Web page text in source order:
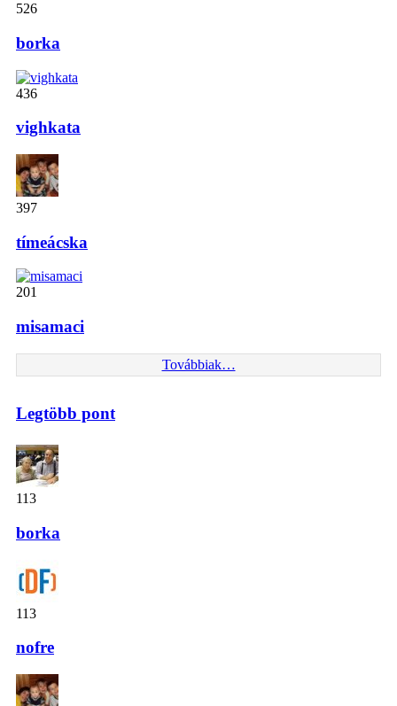
526
borka
436
vighkata
397
tímeácska
201
misamaci
Továbbiak…
Legtöbb pont
113
borka
113
nofre